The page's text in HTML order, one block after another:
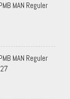
MAN Reguler
MAN Reguler